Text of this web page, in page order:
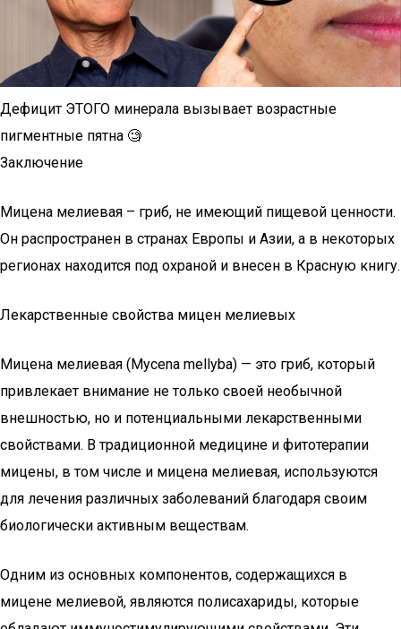
Дефицит ЭТОГО минерала вызывает возрастные
пигментные пятна 🧐
Заключение
Мицена мелиевая – гриб, не имеющий пищевой ценности.
Он распространен в странах Европы и Азии, а в некоторых
регионах находится под охраной и внесен в Красную книгу.
Лекарственные свойства мицен мелиевых
Мицена мелиевая (Mycena mellyba) — это гриб, который
привлекает внимание не только своей необычной
внешностью, но и потенциальными лекарственными
свойствами. В традиционной медицине и фитотерапии
мицены, в том числе и мицена мелиевая, используются
для лечения различных заболеваний благодаря своим
биологически активным веществам.
Одним из основных компонентов, содержащихся в
мицене мелиевой, являются полисахариды, которые